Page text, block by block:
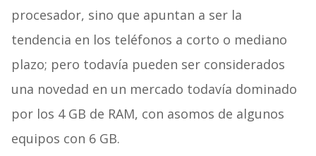
procesador, sino que apuntan a ser la
tendencia en los teléfonos a corto o mediano
plazo; pero todavía pueden ser considerados
una novedad en un mercado todavía dominado
por los 4 GB de RAM, con asomos de algunos
equipos con 6 GB.